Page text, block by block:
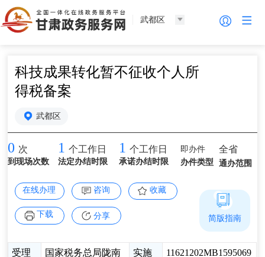
武都区
科技成果转化暂不征收个人所
得税备案
武都区
0 次
到现场次数
1 个工作日
法定办结时限
1 个工作日
承诺办结时限
即办件
办件类型
全省
通办范围
在线办理 咨询 收藏
下载 分享
受理
国家税务总局陇南
实施
11621202MB1595069
简版指南